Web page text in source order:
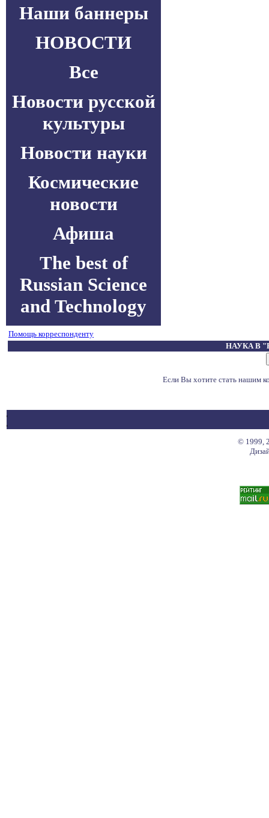
Наши баннеры
НОВОСТИ
Все
Новости русской
культуры
Новости науки
Космические
новости
Афиша
The best of
Russian Science
and Technology
Помощь корреспонденту
НАУКА В
Если Вы хотите стать нашим
© 1999,